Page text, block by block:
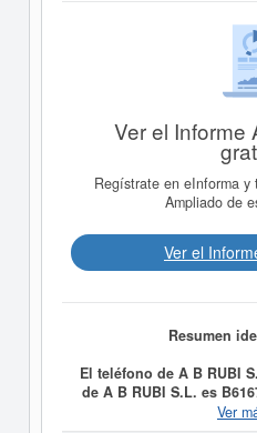
Ver el Informe
Regístrate en eInforma y
Ampliado de
Ver el
Resumen
El teléfono de A B RUBI
de A B RUBI S.L. es
constituyó el día 30/04/
Ver